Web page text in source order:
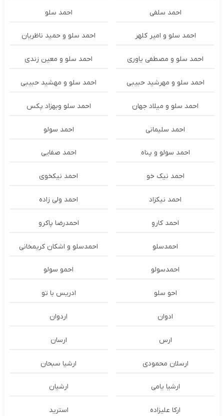
احمد سلفی احمد سلو
احمد سلو و امیر کلهر احمد سلو و حمید ناظریان
احمد سلو و مصطفی یاوری احمد سلو و معین زندی
احمد سلو و مهرشید حبیبی احمد سلو و مهشید حبیبی
احمد سلو و میلاد جهان احمد سلو وبهزاد پکس
احمد سلیمانی احمد سولو
احمد سولو و پناه احمد صفایی
احمد نیک خو احمد نیکخوی
احمد نیکزاد احمد ولی زاده
احمد کارو احمدرضا پاکرو
احمدسلو احمدسلو و اشکان کریمخانی
احمدسولو احمو سولو
احو سلو ادریس با تو
ادوان اردوان
ارس ارسان
ارسلان محمودی ارشیا سبحان
ارشیا یامی ارشیان
ارکا علیزاده استرید